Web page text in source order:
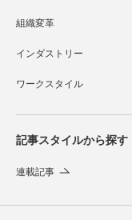
組織変革
インダストリー
ワークスタイル
記事スタイルから探す
連載記事